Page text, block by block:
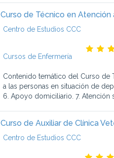
Curso de Técnico en
Centro de Estudios CCC
Cursos de Enfermería
Contenido temático del Curso de
a las personas en situación de
6. Apoyo domiciliario. 7. Atención
Curso de Auxiliar de Clínica
Centro de Estudios CCC